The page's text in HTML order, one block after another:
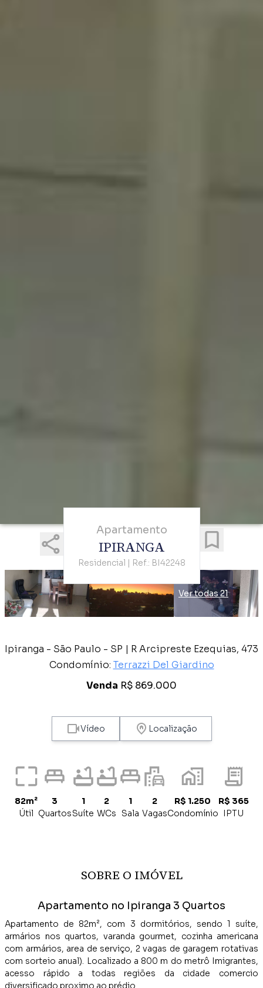
Apartamento
IPIRANGA
Residencial | Ref.: BI42248
Ver todas 21
Ipiranga - São Paulo - SP | R Arcipreste Ezequias, 473
Condomínio: Terrazzi Del Giardino
Venda R$ 869.000
Vídeo Localização
82m²
Útil
3
Quartos
1
Suíte
2
WCs
1
Sala
2
Vagas
R$ 1.250
Condomínio
R$ 365
IPTU
SOBRE O IMÓVEL
Apartamento no Ipiranga 3 Quartos
Apartamento de 82m², com 3 dormitórios, sendo 1 suíte,
armários nos quartos, varanda gourmet, cozinha americana
com armários, area de serviço, 2 vagas de garagem rotativas
com sorteio anual). Localizado a 800 m do metrô Imigrantes,
acesso rápido a todas regiões da cidade comercio
diversificado proximo ao prédio.